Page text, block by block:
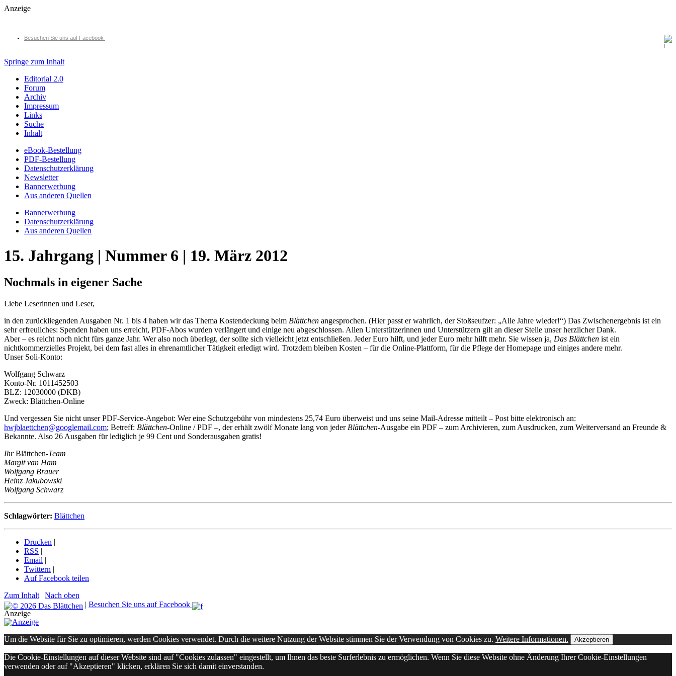
Anzeige
Besuchen Sie uns auf Facebook
Springe zum Inhalt
Editorial 2.0
Forum
Archiv
Impressum
Links
Suche
Inhalt
eBook-Bestellung
PDF-Bestellung
Datenschutzerklärung
Newsletter
Bannerwerbung
Aus anderen Quellen
Bannerwerbung
Datenschutzerklärung
Aus anderen Quellen
15. Jahrgang | Nummer 6 | 19. März 2012
Nochmals in eigener Sache
Liebe Leserinnen und Leser,
in den zurückliegenden Ausgaben Nr. 1 bis 4 haben wir das Thema Kostendeckung beim Blättchen angesprochen. (Hier passt er wahrlich, der Stoßseufzer: „Alle Jahre wieder!“) Das Zwischenergebnis ist ein
sehr erfreuliches: Spenden haben uns erreicht, PDF-Abos wurden verlängert und einige neu abgeschlossen. Allen Unterstützerinnen und Unterstützern gilt an dieser Stelle unser herzlicher Dank.
Aber – es reicht noch nicht fürs ganze Jahr. Wer also noch überlegt, der sollte sich vielleicht jetzt entschließen. Jeder Euro hilft, und jeder Euro mehr hilft mehr. Sie wissen ja, Das Blättchen ist ein
nichtkommerzielles Projekt, bei dem fast alles in ehrenamtlicher Tätigkeit erledigt wird. Trotzdem bleiben Kosten – für die Online-Plattform, für die Pflege der Homepage und einiges andere mehr.
Unser Soli-Konto:
Wolfgang Schwarz
Konto-Nr. 1011452503
BLZ: 12030000 (DKB)
Zweck: Blättchen-Online
Und vergessen Sie nicht unser PDF-Service-Angebot: Wer eine Schutzgebühr von mindestens 25,74 Euro überweist und uns seine Mail-Adresse mitteilt – Post bitte elektronisch an:
hwjblaettchen@googlemail.com; Betreff: Blättchen-Online / PDF –, der erhält zwölf Monate lang von jeder Blättchen-Ausgabe ein PDF – zum Archivieren, zum Ausdrucken, zum Weiterversand an Freunde &
Bekannte. Also 26 Ausgaben für lediglich je 99 Cent und Sonderausgaben gratis!
IhrBlättchen-Team
Margit van Ham
Wolfgang Brauer
Heinz Jakubowski
Wolfgang Schwarz
Schlagwörter: Blättchen
Drucken |
RSS |
Email |
Twittern |
Auf Facebook teilen
Zum Inhalt | Nach oben
| Besuchen Sie uns auf Facebook
Anzeige
Um die Website für Sie zu optimieren, werden Cookies verwendet. Durch die weitere Nutzung der Website stimmen Sie der Verwendung von Cookies zu. Weitere Informationen. Akzeptieren
Die Cookie-Einstellungen auf dieser Website sind auf "Cookies zulassen" eingestellt, um Ihnen das beste Surferlebnis zu ermöglichen. Wenn Sie diese Website ohne Änderung Ihrer Cookie-Einstellungen
verwenden oder auf "Akzeptieren" klicken, erklären Sie sich damit einverstanden.